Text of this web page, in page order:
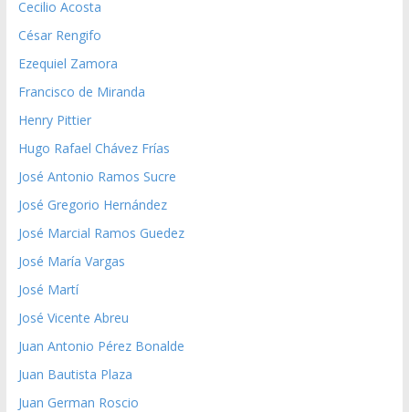
Cecilio Acosta
César Rengifo
Ezequiel Zamora
Francisco de Miranda
Henry Pittier
Hugo Rafael Chávez Frías
José Antonio Ramos Sucre
José Gregorio Hernández
José Marcial Ramos Guedez
José María Vargas
José Martí
José Vicente Abreu
Juan Antonio Pérez Bonalde
Juan Bautista Plaza
Juan German Roscio